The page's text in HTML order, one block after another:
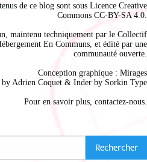
de ce blog sont sous Licence Creative
Commons CC-BY-SA 4.0
maintenu techniquement par le Collectif
En Communs , et édité par une
communauté ouverte.
Conception graphique : Mirages
by Adrien Coquet & Inder by Sorkin Type
Pour en savoir plus, contactez-nous